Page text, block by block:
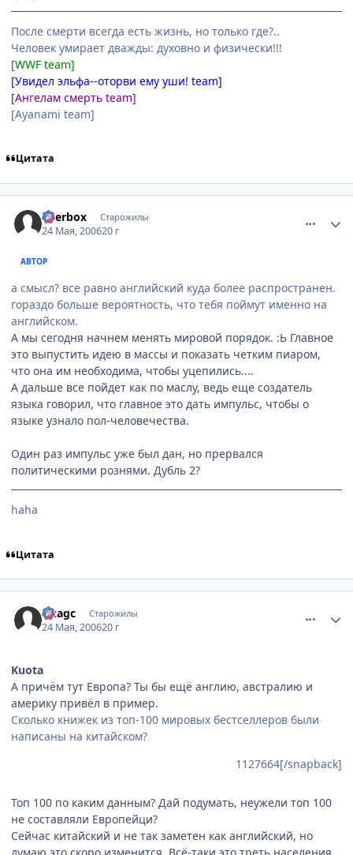
После смерти всегда есть жизнь, но только где?..
Человек умирает дважды: духовно и физически!!!
[WWF team]
[Увидел эльфа--оторви ему уши! team]
[Ангелам смерть team]
[Ayanami team]
Цитата
Beerbox Старожилы
24 Мая, 200620 г
АВТОР
а смысл? все равно английский куда более распространен.
гораздо больше вероятность, что тебя поймут именно на
английском.
А мы сегодня начнем менять мировой порядок. :Ь Главное
это выпустить идею в массы и показать четким пиаром,
что она им необходима, чтобы уцепились....
А дальше все пойдет как по маслу, ведь еще создатель
языка говорил, что главное это дать импульс, чтобы о
языке узнало пол-человечества.
Один раз импульс уже был дан, но прервался
политическими рознями. Дубль 2?
haha
Цитата
Lizagc Старожилы
24 Мая, 200620 г
Kuota
А причём тут Европа? Ты бы ещё англию, австралию и
америку привёл в пример.
Сколько книжек из топ-100 мировых бестселлеров были
написаны на китайском?
1127664[/snapback]
Топ 100 по каким данным? Дай подумать, неужели топ 100
не составляли Европейци?
Сейчас китайский и не так заметен как английский, но